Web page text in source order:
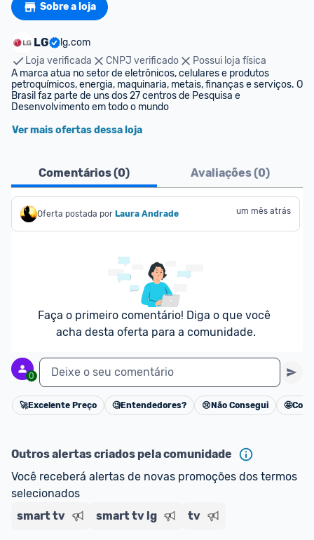
Sobre a loja
LG
lg.com
Loja verificada
CNPJ verificado
Possui loja física
A marca atua no setor de eletrônicos, celulares e produtos
petroquímicos, energia, maquinaria, metais, finanças e serviços. O
Brasil faz parte de uns dos 27 centros de Pesquisa e
Desenvolvimento em todo o mundo
Ver mais ofertas dessa loja
Comentários (0) Avaliações (0)
Oferta postada por Laura Andrade um mês atrás
Faça o primeiro comentário! Diga o que você
acha desta oferta para a comunidade.
0 Deixe o seu comentário
Cancelar
🚀Excelente Preço 🧐Entendedores? 😢 Não Consegui 🤩
Outros alertas criados pela comunidade
Você receberá alertas de novas promoções dos termos
selecionados
smart tv
smart tv lg tv